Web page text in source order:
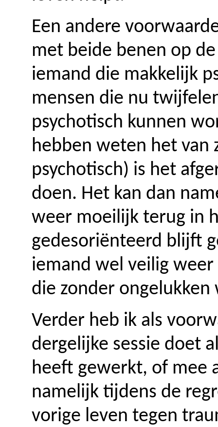
Een andere
met beide benen op
iemand die makkelijk
mensen die nu
psychotisch kunnen
hebben weten het van
psychotisch) is het
doen. Het kan dan
weer moeilijk terug in
gedesoriënteerd blijft
iemand wel veilig
die zonder
Verder heb ik als
dergelijke sessie doet
heeft gewerkt, of mee
namelijk tijdens de
vorige leven tegen